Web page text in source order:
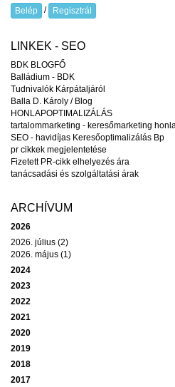
Belép / Regisztrál
LINKEK - SEO
BDK BLOGFŐ
Balládium - BDK
Tudnivalók Kárpátaljáról
Balla D. Károly / Blog
HONLAPOPTIMALIZÁLÁS
tartalommarketing - keresőmarketing
SEO - havidíjas Keresőoptimalizálás Bp
pr cikkek megjelentetése
Fizetett PR-cikk elhelyezés ára
tanácsadási és szolgáltatási árak
ARCHÍVUM
2026
2026. július (2)
2026. május (1)
2024
2023
2022
2021
2020
2019
2018
2017